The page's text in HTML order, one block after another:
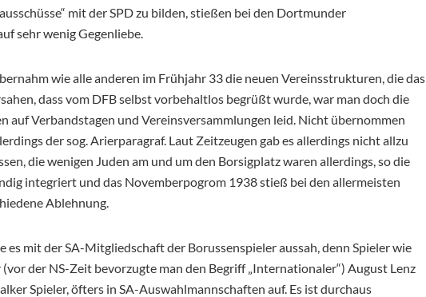
mit der SPD zu bilden, stießen bei den Dortmunder
sehr wenig Gegenliebe.
wie alle anderen im Frühjahr 33 die neuen Vereinsstrukturen, die das
dass vom DFB selbst vorbehaltlos begrüßt wurde, war man doch die
auf Verbandstagen und Vereinsversammlungen leid. Nicht übernommen
der sog. Arierparagraf. Laut Zeitzeugen gab es allerdings nicht allzu
die wenigen Juden am und um den Borsigplatz waren allerdings, so die
integriert und das Novemberpogrom 1938 stieß bei den allermeisten
Ablehnung.
es mit der SA-Mitgliedschaft der Borussenspieler aussah, denn Spieler wie
der NS-Zeit bevorzugte man den Begriff „Internationaler“) August Lenz
Spieler, öfters in SA-Auswahlmannschaften auf. Es ist durchaus